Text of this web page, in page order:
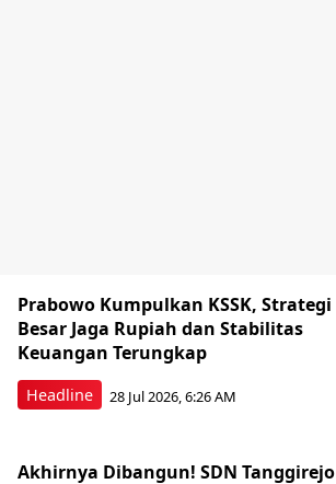
Headline
Prabowo Kumpulkan KSSK, Strategi
Besar Jaga Rupiah dan Stabilitas
Keuangan Terungkap
28 Jul 2026, 6:26 AM
Akhirnya Dibangun! SDN Tanggirejo